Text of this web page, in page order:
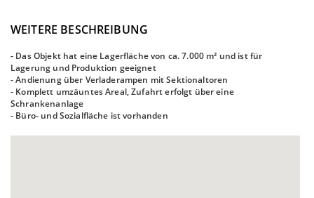
WEITERE BESCHREIBUNG
- Das Objekt hat eine Lagerfläche von ca. 7.000 m² und ist für
Lagerung und Produktion geeignet
- Andienung über Verladerampen mit Sektionaltoren
- Komplett umzäuntes Areal, Zufahrt erfolgt über eine
Schrankenanlage
- Büro- und Sozialfläche ist vorhanden